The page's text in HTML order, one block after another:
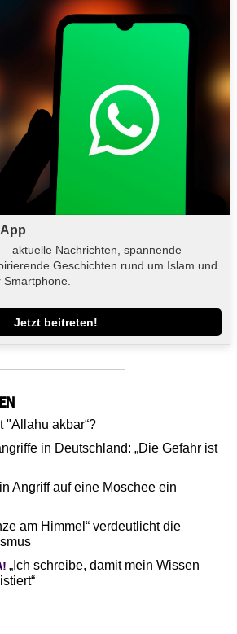
aktuelle Nachrichten, spannende
Geschichten rund um Islam und
Jetzt beitreten!
"Allahu akbar“?
in Deutschland: „Die Gefahr ist
Angriff auf eine Moschee ein
am Himmel“ verdeutlicht die
„Ich schreibe, damit mein Wissen